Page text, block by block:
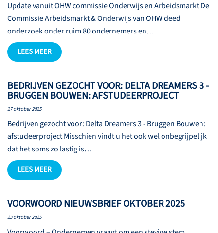
Update vanuit OHW commissie Onderwijs en Arbeidsmarkt De
Commissie Arbeidsmarkt & Onderwijs van OHW deed
onderzoek onder ruim 80 ondernemers en…
LEES MEER
BEDRIJVEN GEZOCHT VOOR: DELTA DREAMERS 3 -
BRUGGEN BOUWEN: AFSTUDEERPROJECT
27 oktober 2025
Bedrijven gezocht voor: Delta Dreamers 3 - Bruggen Bouwen:
afstudeerproject Misschien vindt u het ook wel onbegrijpelijk
dat het soms zo lastig is…
LEES MEER
VOORWOORD NIEUWSBRIEF OKTOBER 2025
23 oktober 2025